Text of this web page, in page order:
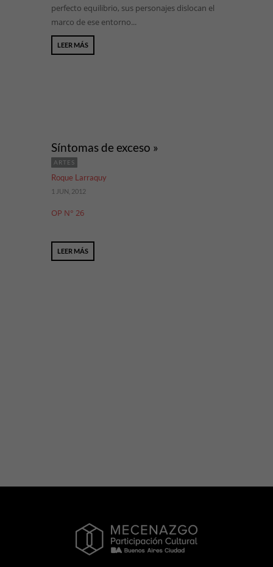
perfecto equilibrio, sus personajes dislocan el
marco de ese entorno...
LEER MÁS
Síntomas de exceso »
ARTES
Roque Larraquy
1 JUN, 2012
OP N° 26
LEER MÁS